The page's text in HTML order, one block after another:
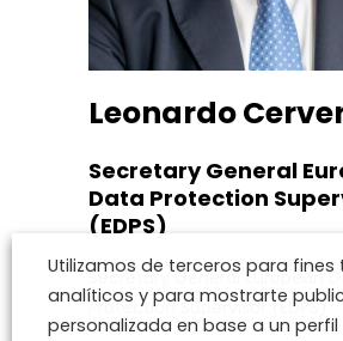
Leonardo
Secretary General
Data Protection
(EDPS)
Secretary General European
Protection Supervisor (EDPS)
Utilizamos de terceros para fines
analíticos y para mostrarte
personalizada en base a un